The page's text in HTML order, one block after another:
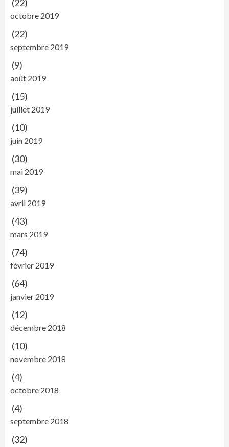
(22)
octobre 2019
(22)
septembre 2019
(9)
août 2019
(15)
juillet 2019
(10)
juin 2019
(30)
mai 2019
(39)
avril 2019
(43)
mars 2019
(74)
février 2019
(64)
janvier 2019
(12)
décembre 2018
(10)
novembre 2018
(4)
octobre 2018
(4)
septembre 2018
(32)